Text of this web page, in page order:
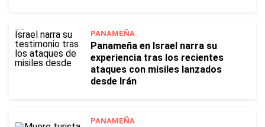
PANAMEÑA.
Panameña en Israel narra su
experiencia tras los recientes
ataques con misiles lanzados
desde Irán
PANAMEÑA.